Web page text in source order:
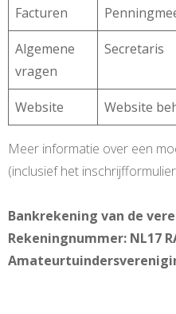
Facturen
Algemene
vragen
Secretaris
Website Website
Meer informatie over een
(inclusief het
Bankrekening van de
Rekeningnummer: NL17